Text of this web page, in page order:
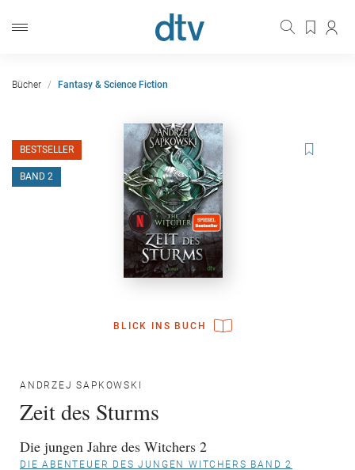
Bücher Fantasy & Science Fiction
BLICK INS BUCH
BESTSELLER
BAND 2
ANDRZEJ SAPKOWSKI
Zeit des Sturms
Die jungen Jahre des Witchers 2
DIE ABENTEUER DES JUNGEN WITCHERS BAND 2